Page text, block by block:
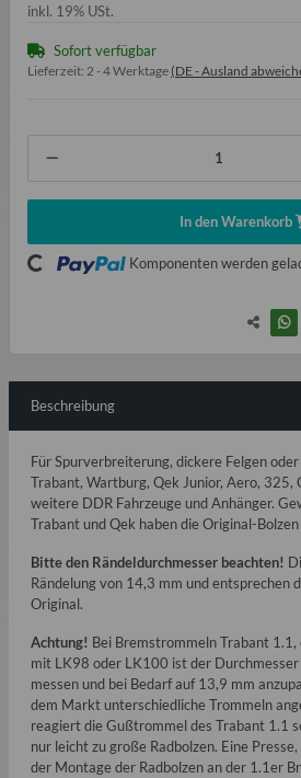
inkl. 19% USt.
Sofort verfügbar
Lieferzeit: 2 - 4 Werktage (DE - Ausland
In den Warenkorb
Komponenten werden
Beschreibung
Für Spurverbreiterung, dickere Felgen
Trabant, Wartburg, Qek Junior, Aero, 325,
weitere DDR Fahrzeuge und Anhänger.
Trabant und Qek haben die Original-
Bitte den Rändeldurchmesser beachten!
Rändelung von 14,3 mm und entsprechen
Original.
Achtung! Bei Bremstrommeln Trabant 1.1,
mit LK98 oder LK100 ist der
messen und bei Bedarf auf 13,9 mm
dem Markt unterschiedliche Trommeln
reagiert die Gußtrommel des Trabant 1.1
nur leicht zu große Radbolzen. Eine
der Montage der Radbolzen an der 1.1er